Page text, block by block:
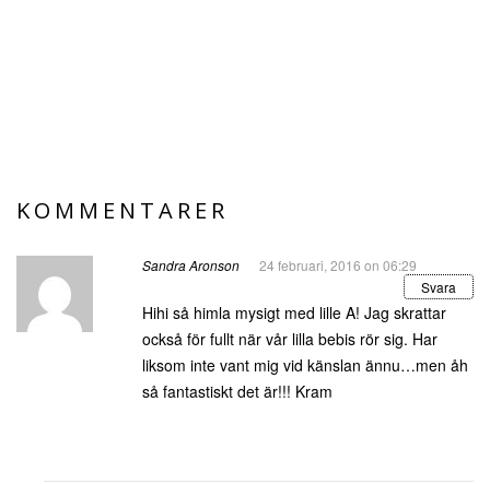
KOMMENTARER
Sandra Aronson
24 februari, 2016 on 06:29
Svara
Hihi så himla mysigt med lille A! Jag skrattar
också för fullt när vår lilla bebis rör sig. Har
liksom inte vant mig vid känslan ännu…men åh
så fantastiskt det är!!! Kram